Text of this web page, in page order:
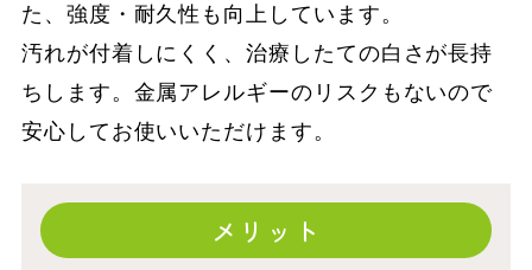
た、強度・耐久性も向上しています。
汚れが付着しにくく、治療したての白さが長持
ちします。金属アレルギーのリスクもないので
安心してお使いいただけます。
メリット